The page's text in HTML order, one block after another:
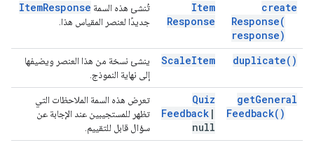
create
Response(
response)
Item
Response
تُنشئ هذه السمة ItemResponse
جديدًا لعنصر المقياس هذا.
duplicate( )
ScaleItem
ينشئ نسخة من هذا العنصر ويضيفها
إلى نهاية النموذج.
getGeneral
Feedback( )
Quiz
Feedback |
null
تعرض هذه السمة الملاحظات التي
تظهر للمستجيبين عند الإجابة عن
سؤال قابل للتقييم.